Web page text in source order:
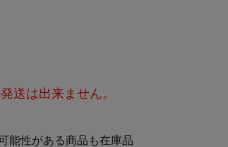
送は出来ません。
能性がある商品も在庫品